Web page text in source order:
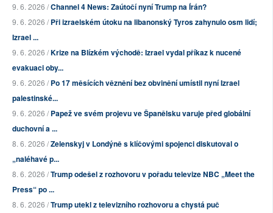
9. 6. 2026 /Channel 4 News: Zaútočí nyní Trump na Írán?
9. 6. 2026 /Při izraelském útoku na libanonský Tyros zahynulo osm lidí;
Izrael ...
9. 6. 2026 /Krize na Blízkém východě: Izrael vydal příkaz k nucené
evakuaci oby...
9. 6. 2026 /Po 17 měsících věznění bez obvinění umístil nyní Izrael
palestinské...
9. 6. 2026 /Papež ve svém projevu ve Španělsku varuje před globální
duchovní a ...
8. 6. 2026 /Zelenskyj v Londýně s klíčovými spojenci diskutoval o
„naléhavé p...
8. 6. 2026 /Trump odešel z rozhovoru v pořadu televize NBC „Meet the
Press“ po ...
8. 6. 2026 /Trump utekl z televizního rozhovoru a chystá puč